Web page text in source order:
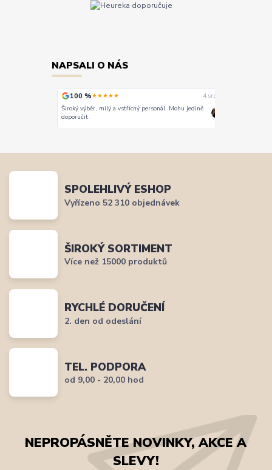
NAPSALI O NÁS
4. srpna
personál. Mohu jedině
100 %
Vše super
SPOLEHLIVÝ ESHOP
Vyřízeno 52 310 objednávek
ŠIROKÝ SORTIMENT
Více než 15000 produktů
RYCHLÉ DORUČENÍ
2. den od odeslání
TEL. PODPORA
od 9,00 - 20,00 hod
NEPROPÁSNĚTE NOVINKY, AKCE A
SLEVY!